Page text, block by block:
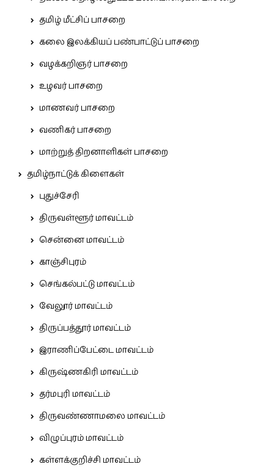
தமிழ் மீட்சிப் பாசறை
கலை இலக்கியப் பண்பாட்டுப் பாசறை
வழக்கறிஞர் பாசறை
உழவர் பாசறை
மாணவர் பாசறை
வணிகர் பாசறை
மாற்றுத் திறனாளிகள் பாசறை
தமிழ்நாட்டுக் கிளைகள்
புதுச்சேரி
திருவள்ளூர் மாவட்டம்
சென்னை மாவட்டம்
காஞ்சிபுரம்
செங்கல்பட்டு மாவட்டம்
வேலூர் மாவட்டம்
திருப்பத்தூர் மாவட்டம்
இராணிப்பேட்டை மாவட்டம்
கிருஷ்ணகிரி மாவட்டம்
தர்மபுரி மாவட்டம்
திருவண்ணாமலை மாவட்டம்
விழுப்புரம் மாவட்டம்
கள்ளக்குறிச்சி மாவட்டம்